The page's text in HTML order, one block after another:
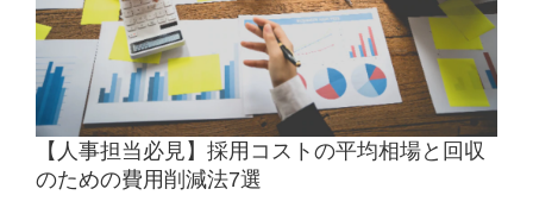
【人事担当必見】採用コストの平均相場と回収
のための費用削減法7選